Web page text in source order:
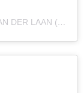
EEN BERICHT GEDEELD DOOR DENISE VAN DER LAAN (@DENISEVDLAANX)